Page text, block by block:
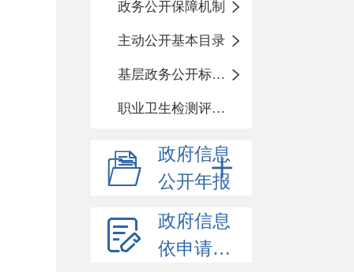
政务公开保障机制
主动公开基本目录
基层政务公开标准化目录
职业卫生检测评价信息
政府信息
公开年报
政府信息
依申请公开